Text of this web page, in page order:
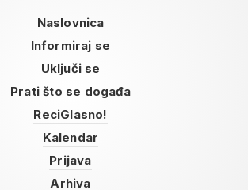
Naslovnica
Informiraj se
Uključi se
Prati što se događa
ReciGlasno!
Kalendar
Prijava
Arhiva